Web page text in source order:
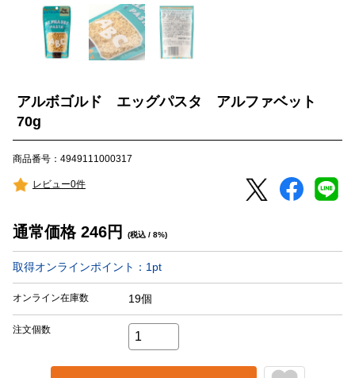
アルボゴルド エッグパスタ アルファベット
70g
商品番号：4949111000317
レビュー0件
通常価格 246円 (税込 / 8%)
取得オンラインポイント： 1 pt
オンライン在庫数 19個
注文個数